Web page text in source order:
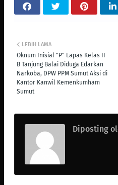
LEBIH LAMA
Oknum Inisial "P" Lapas Kelas II
B Tanjung Balai Diduga Edarkan
Narkoba, DPW PPM Sumut Aksi di
Kantor Kanwil Kemenkumham
Sumut
Diposting